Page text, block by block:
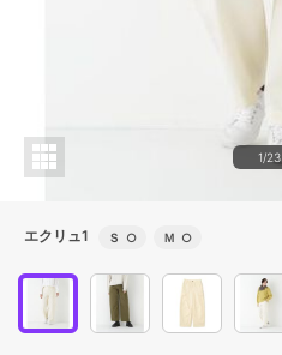
1/23
エクリュ1 Ｓ ○ Ｍ ○